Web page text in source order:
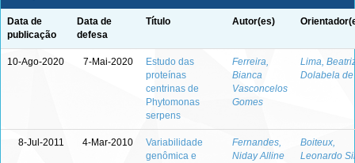
Data de
publicação
Data de
defesa
Título Autor(es)
10-Ago-2020 7-Mai-2020
Estudo das
proteínas
centrinas de
Phytomonas
serpens
Ferreira,
Bianca
Vasconcelos
Gomes
Lima,
Dolabela de
8-Jul-2011 4-Mar-2010
Variabilidade
genômica e
Fernandes,
Niday Alline
Boiteux,
Leonardo